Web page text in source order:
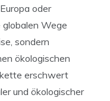
oder
Wege
sondern
ökologischen
erschwert
und ökologischer